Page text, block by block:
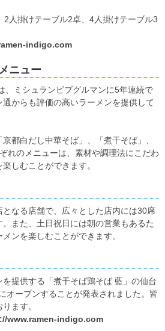
2人掛けテーブル2卓、4人掛けテーブル3
indigo.com
ニュー
、ミシュランビブグルマンに5年連続で
からも評価の高いラーメンを提供して
都白だし中華そば」、「煮干そば」、
れのメニューは、素材や調理法にこだわ
しむことができます。
なる店舗で、広々とした店内には30席
また、土日祝日には朝の営業もあるた
ンを楽しむことができます。
提供する「煮干そば鶏そば 藍」の仙台
オープンすることが発表されました。皆
ます。
www.ramen-indigo.com